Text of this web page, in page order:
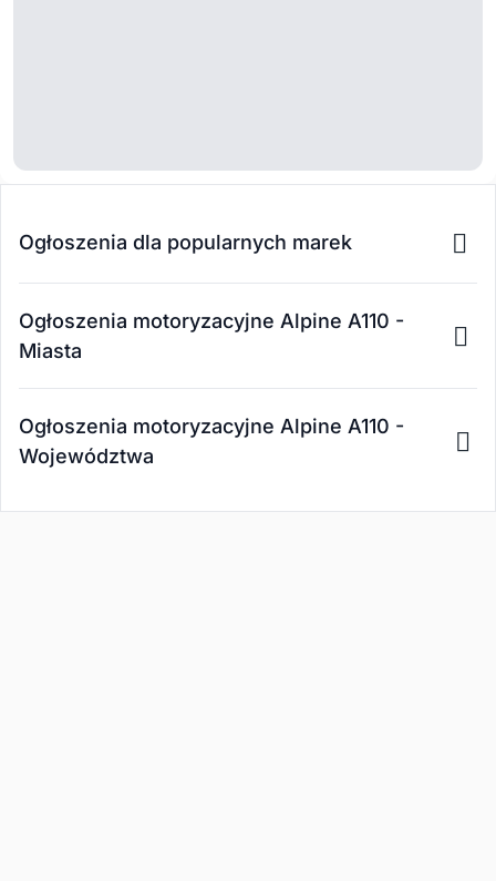
Ogłoszenia dla popularnych marek
Ogłoszenia motoryzacyjne Alpine A110 -
Miasta
Ogłoszenia motoryzacyjne Alpine A110 -
Województwa